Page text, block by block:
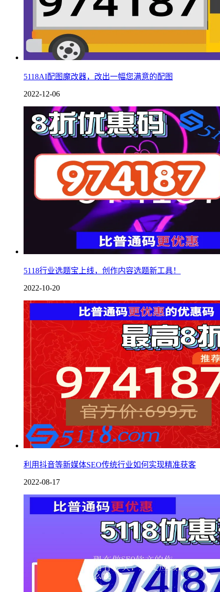
5118AI配图魔改器，改出一幅您满意的配图
2022-12-06
5118行业选题宝上线，创作内容选题新工具！
2022-10-20
利用抖音等新媒体SEO传统行业如何实现精准获客
2022-08-17